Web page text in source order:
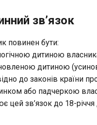
зв’язок
повинен бути:
дитиною
дитиною
до законів країни
або падчеркою
цей зв’язок до 18-річчя